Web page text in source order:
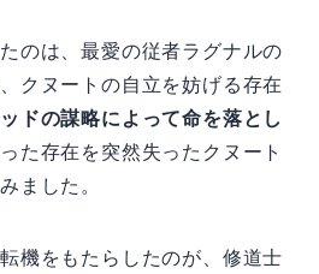
のは、最愛の従者ラグナルの
クヌートの自立を妨げる存在
ドの謀略によって命を落とし
た存在を突然失ったクヌート
ました。
機をもたらしたのが、修道士